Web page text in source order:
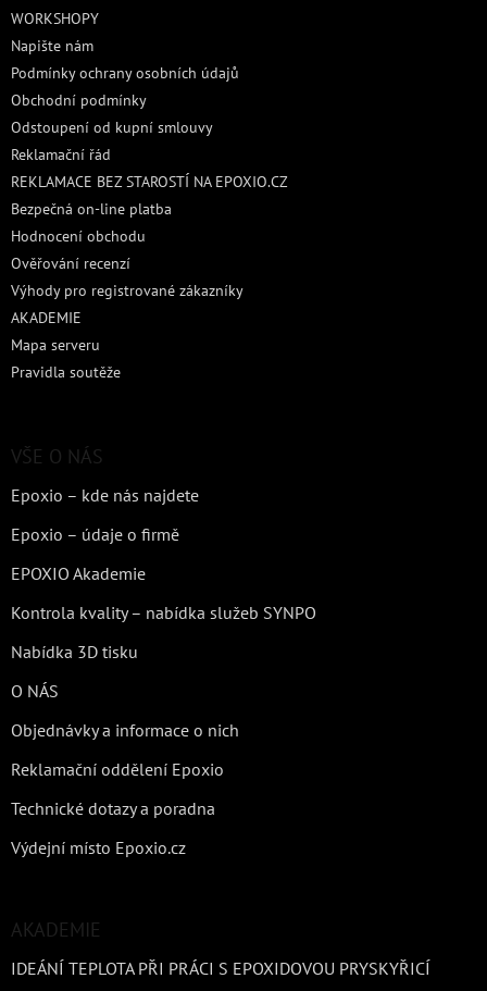
WORKSHOPY
Napište nám
Podmínky ochrany osobních údajů
Obchodní podmínky
Odstoupení od kupní smlouvy
Reklamační řád
REKLAMACE BEZ STAROSTÍ NA EPOXIO.CZ
Bezpečná on-line platba
Hodnocení obchodu
Ověřování recenzí
Výhody pro registrované zákazníky
AKADEMIE
Mapa serveru
Pravidla soutěže
VŠE O NÁS
Epoxio – kde nás najdete
Epoxio – údaje o firmě
EPOXIO Akademie
Kontrola kvality – nabídka služeb SYNPO
Nabídka 3D tisku
O NÁS
Objednávky a informace o nich
Reklamační oddělení Epoxio
Technické dotazy a poradna
Výdejní místo Epoxio.cz
AKADEMIE
IDEÁNÍ TEPLOTA PŘI PRÁCI S EPOXIDOVOU PRYSKYŘICÍ